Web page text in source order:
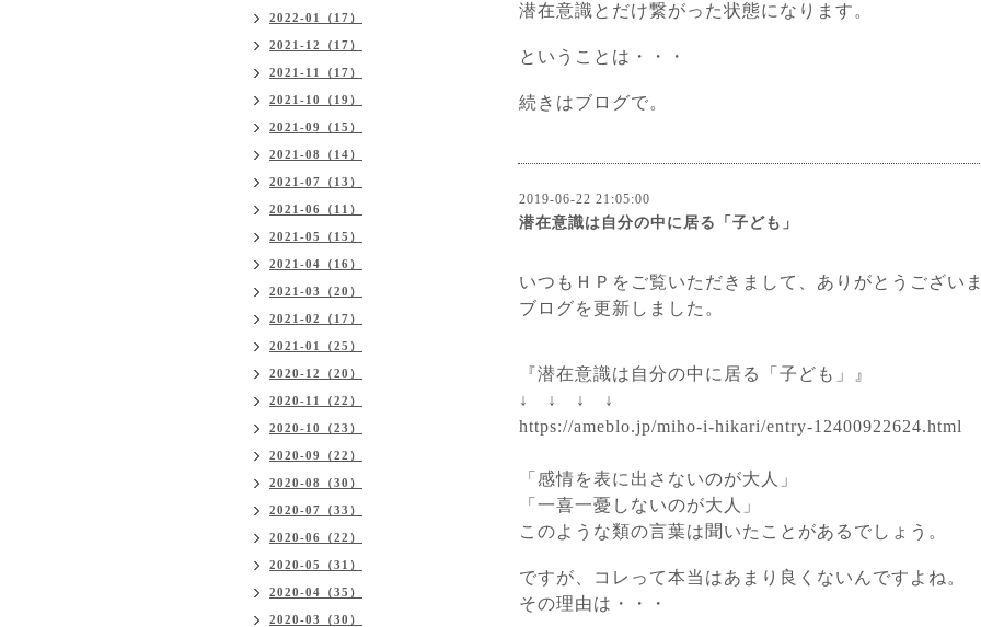
潜在意識とだけ繋がった状態になります。
ということは・・・
続きはブログで。
2019-06-22 21:05:00
潜在意識は自分の中に居る「子ども」
いつ も ＨＰをご覧いただきまして、ありがとうござい
ブログを更新しました。
『潜在意識は自分の中に居る「子ども」』
↓ ↓ ↓ ↓
https://ameblo.jp/miho-i-hikari/entry-12400922624.html
「感情を表に出さないのが大人」
「一喜一憂しないのが大人」
このような類の言葉は聞いたことがあるでしょう。
ですが、コレって本当はあまり良くないんですよね。
その理由は・・・
2022-01（17）
2021-12（17）
2021-11（17）
2021-10（19）
2021-09（15）
2021-08（14）
2021-07（13）
2021-06（11）
2021-05（15）
2021-04（16）
2021-03（20）
2021-02（17）
2021-01（25）
2020-12（20）
2020-11（22）
2020-10（23）
2020-09（22）
2020-08（30）
2020-07（33）
2020-06（22）
2020-05（31）
2020-04（35）
2020-03（30）